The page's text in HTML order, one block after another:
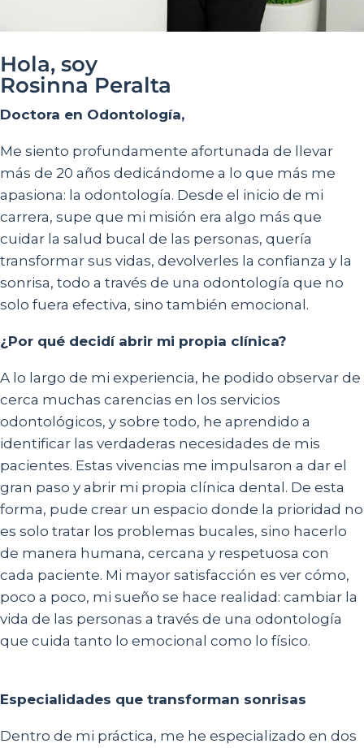
Hola, soy
Rosinna Peralta
Doctora en Odontología,
Me siento profundamente afortunada de llevar
más de 20 años dedicándome a lo que más me
apasiona: la odontología. Desde el inicio de mi
carrera, supe que mi misión era algo más que
cuidar la salud bucal de las personas, quería
transformar sus vidas, devolverles la confianza y la
sonrisa, todo a través de una odontología que no
solo fuera efectiva, sino también emocional.
¿Por qué decidí abrir mi propia clínica?
A lo largo de mi experiencia, he podido observar de
cerca muchas carencias en los servicios
odontológicos, y sobre todo, he aprendido a
identificar las verdaderas necesidades de mis
pacientes. Estas vivencias me impulsaron a dar el
gran paso y abrir mi propia clínica dental. De esta
forma, pude crear un espacio donde la prioridad no
es solo tratar los problemas bucales, sino hacerlo
de manera humana, cercana y respetuosa con
cada paciente. Mi mayor satisfacción es ver cómo,
poco a poco, mi sueño se hace realidad: cambiar la
vida de las personas a través de una odontología
que cuida tanto lo emocional como lo físico.
Especialidades que transforman sonrisas
Dentro de mi práctica, me he especializado en dos